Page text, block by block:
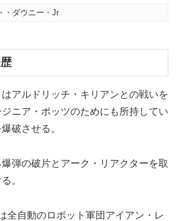
・ダウニー・Jr
はアルドリッチ・キリアンとの戦いを
ニア・ポッツのためにも所持してい
破させる。
弾の破片とアーク・リアクターを取
。
全自動のロボット軍団アイアン・レ